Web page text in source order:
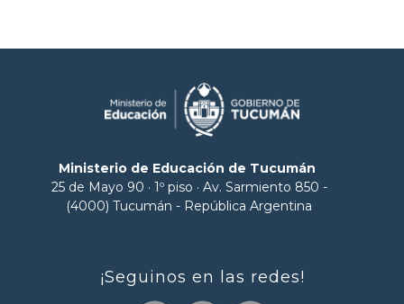
Ministerio de Educación de Tucumán
25 de Mayo 90 · 1º piso · Av. Sarmiento 850 -
(4000) Tucumán - República Argentina
¡Seguinos en las redes!